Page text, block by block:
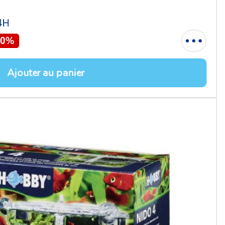
Ajouter au panier